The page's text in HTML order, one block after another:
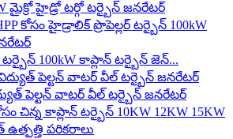
మైక్రో హైడ్రో టర్గో టర్బైన్ జనరేటర్
టర్బైన్ 100kW కాప్లాన్ టర్బైన్ జెన్...
పెల్టన్ వాటర్ వీల్ టర్బైన్ జనరేటర్